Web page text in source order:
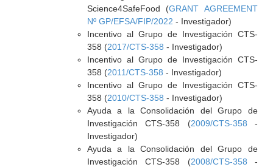
Science4SafeFood (GRANT AGREEMENT
Nº GP/EFSA/FIP/2022 - Investigador)
Incentivo al Grupo de Investigación CTS-
358 (2017/CTS-358 - Investigador)
Incentivo al Grupo de Investigación CTS-
358 (2011/CTS-358 - Investigador)
Incentivo al Grupo de Investigación CTS-
358 (2010/CTS-358 - Investigador)
Ayuda a la Consolidación del Grupo de
Investigación CTS-358 (2009/CTS-358 -
Investigador)
Ayuda a la Consolidación del Grupo de
Investigación CTS-358 (2008/CTS-358 -